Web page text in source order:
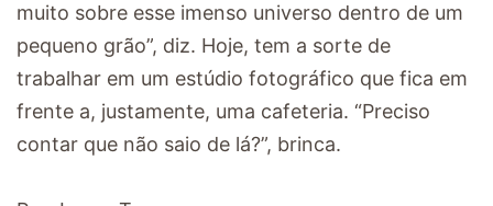
muito sobre esse imenso universo dentro de um
pequeno grão”, diz. Hoje, tem a sorte de
trabalhar em um estúdio fotográfico que fica em
frente a, justamente, uma cafeteria. “Preciso
contar que não saio de lá?”, brinca.